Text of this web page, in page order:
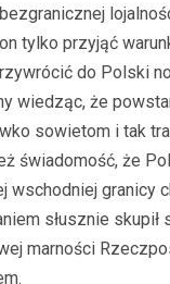
tylko przyjąć
do Polski
wiedząc, że
sowietom i tak
świadomość, że
wschodniej granicy
słusznie skupił
marności